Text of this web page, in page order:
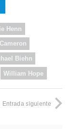
Henn
Biehn
William Hope
Entrada siguiente